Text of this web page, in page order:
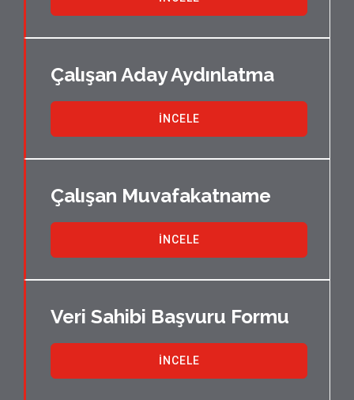
Çalışan Aday Aydınlatma
İNCELE
Çalışan Muvafakatname
İNCELE
Veri Sahibi Başvuru Formu
İNCELE